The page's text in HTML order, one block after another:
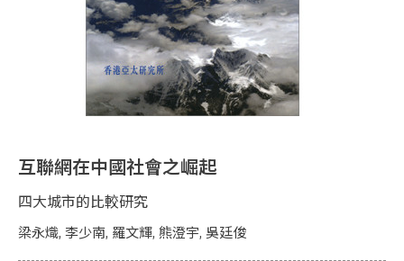
互聯網在中國社會之崛起
四大城市的比較研究
梁永熾, 李少南, 羅文輝, 熊澄宇, 吳廷俊